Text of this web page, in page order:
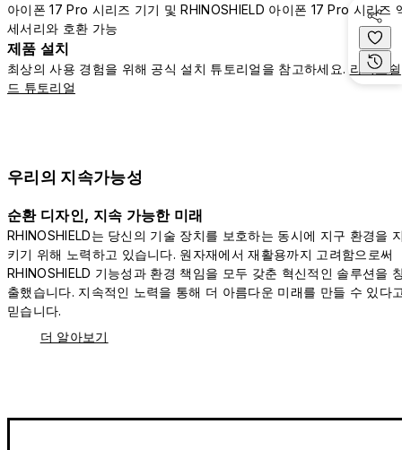
아이폰 17 Pro 시리즈 기기 및 RHINOSHIELD 아이폰 17 Pro 시리즈
세서리와 호환 가능
제품 설치
최상의 사용 경험을 위해 공식 설치 튜토리얼을 참고하세요. 라이노쉴
드 튜토리얼
우리의 지속가능성
순환 디자인, 지속 가능한 미래
RHINOSHIELD는 당신의 기술 장치를 보호하는 동시에 지구 환경을
키기 위해 노력하고 있습니다. 원자재에서 재활용까지 고려함으로써
RHINOSHIELD 기능성과 환경 책임을 모두 갖춘 혁신적인 솔루션을
출했습니다. 지속적인 노력을 통해 더 아름다운 미래를 만들 수 있다
믿습니다.
더 알아보기